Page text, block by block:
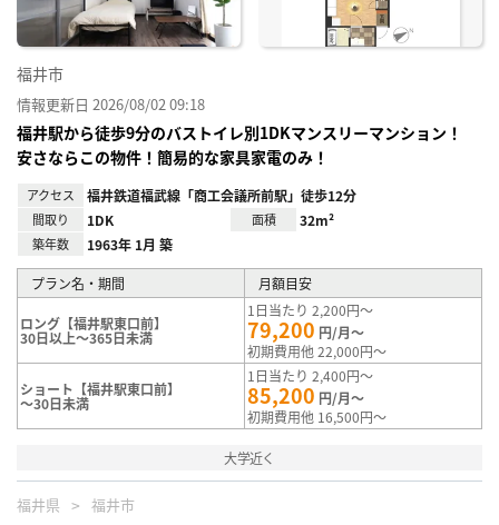
福井市
情報更新日 2026/08/02 09:18
福井駅から徒歩9分のバストイレ別1DKマンスリーマンション！
安さならこの物件！簡易的な家具家電のみ！
アクセス 福井鉄道福武線「商工会議所前駅」徒歩12分
間取り 1DK 面積 32m²
築年数 1963年 1月 築
プラン名・期間 月額目安
ロング【福井駅東口前】
30日以上～365日未満
1日当たり 2,200円～
79,200 円/月～
初期費用他 22,000円～
ショート【福井駅東口前】
～30日未満
1日当たり 2,400円～
85,200 円/月～
初期費用他 16,500円～
大学近く
福井県 福井市